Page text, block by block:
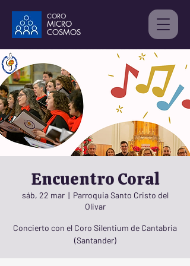
CORO
MICRO
COSMOS
Encuentro Coral
sáb, 22 mar
  |
Parroquia Santo Cristo del
Olivar
Concierto con el Coro Silentium de Cantabria
(Santander)